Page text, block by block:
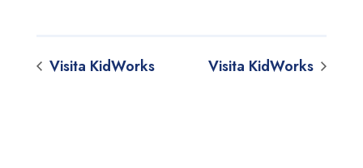
Visita KidWorks Visita KidWorks